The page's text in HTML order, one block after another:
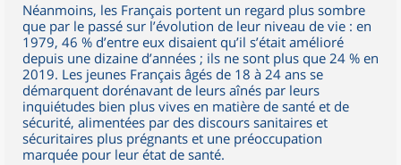
Néanmoins, les Français portent un regard plus sombre
que par le passé sur l’évolution de leur niveau de vie : en
1979, 46 % d’entre eux disaient qu’il s’était amélioré
depuis une dizaine d’années ; ils ne sont plus que 24 % en
2019. Les jeunes Français âgés de 18 à 24 ans se
démarquent dorénavant de leurs aînés par leurs
inquiétudes bien plus vives en matière de santé et de
sécurité, alimentées par des discours sanitaires et
sécuritaires plus prégnants et une préoccupation
marquée pour leur état de santé.